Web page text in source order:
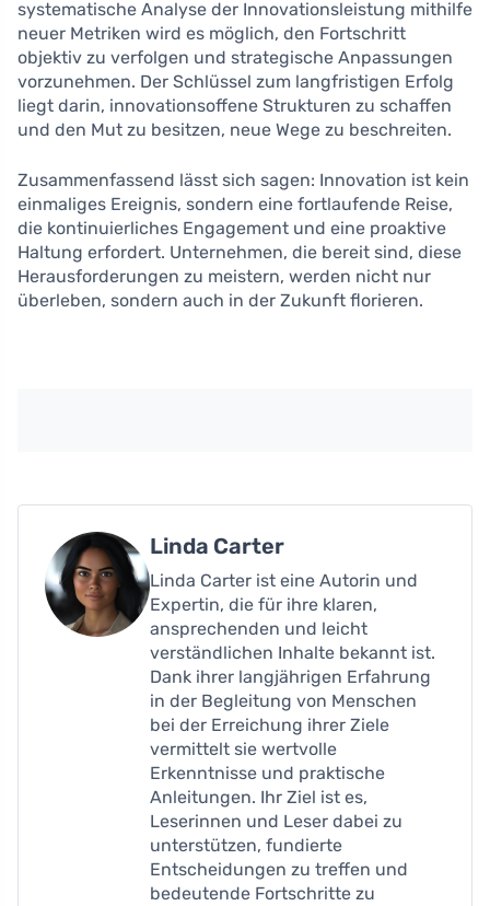
systematische Analyse der Innovationsleistung mithilfe
neuer Metriken wird es möglich, den Fortschritt
objektiv zu verfolgen und strategische Anpassungen
vorzunehmen. Der Schlüssel zum langfristigen Erfolg
liegt darin, innovationsoffene Strukturen zu schaffen
und den Mut zu besitzen, neue Wege zu beschreiten.
Zusammenfassend lässt sich sagen: Innovation ist kein
einmaliges Ereignis, sondern eine fortlaufende Reise,
die kontinuierliches Engagement und eine proaktive
Haltung erfordert. Unternehmen, die bereit sind, diese
Herausforderungen zu meistern, werden nicht nur
überleben, sondern auch in der Zukunft florieren.
Linda Carter
Linda Carter ist eine Autorin und
Expertin, die für ihre klaren,
ansprechenden und leicht
verständlichen Inhalte bekannt ist.
Dank ihrer langjährigen Erfahrung
in der Begleitung von Menschen
bei der Erreichung ihrer Ziele
vermittelt sie wertvolle
Erkenntnisse und praktische
Anleitungen. Ihr Ziel ist es,
Leserinnen und Leser dabei zu
unterstützen, fundierte
Entscheidungen zu treffen und
bedeutende Fortschritte zu